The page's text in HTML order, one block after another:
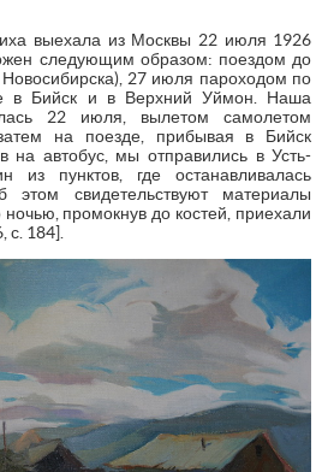
выехала из Москвы 22 июля 1926
следующим образом: поездом до
Новосибирска), 27 июля пароходом по
в Бийск и в Верхний Уймон. Наша
22 июля, вылетом самолетом
на поезде, прибывая в Бийск
на автобус, мы отправились в Усть-
из пунктов, где останавливалась
этом свидетельствуют материалы
промокнув до костей, приехали
с. 184].